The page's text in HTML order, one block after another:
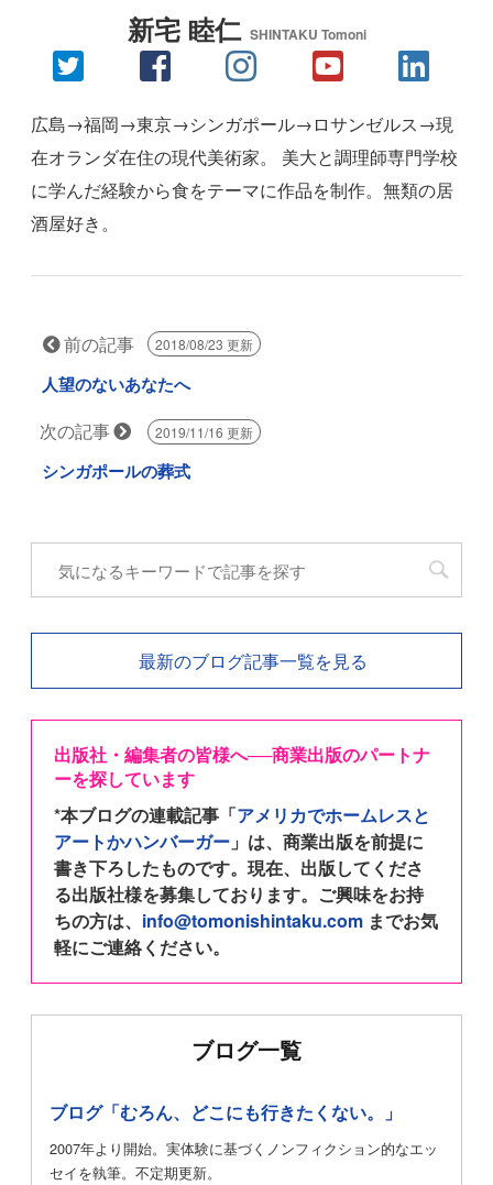
新宅 睦仁 SHINTAKU Tomoni
広島→福岡→東京→シンガポール→ロサンゼルス→現
在オランダ在住の現代美術家。 美大と調理師専門学校
に学んだ経験から食をテーマに作品を制作。無類の居
酒屋好き。
前の記事 2018/08/23 更新
人望のないあなたへ
次の記事 2019/11/16 更新
シンガポールの葬式
最新のブログ記事一覧を見る
出版社・編集者の皆様へ──商業出版のパートナ
ーを探しています
*本ブログの連載記事「アメリカでホームレスと
アートかハンバーガー」は、商業出版を前提に
書き下ろしたものです。現在、出版してくださ
る出版社様を募集しております。ご興味をお持
ちの方は、 info@tomonishintaku.comまでお気
軽にご連絡ください。
ブログ一覧
ブログ「むろん、どこにも行きたくない。」
2007年より開始。実体験に基づくノンフィクション的なエッ
セイを執筆。不定期更新。